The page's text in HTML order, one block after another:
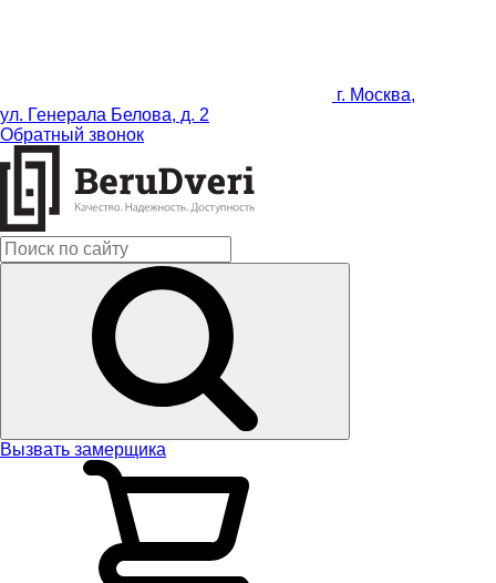
г. Москва,
ул. Генерала Белова, д. 2
Обратный звонок
Вызвать замерщика